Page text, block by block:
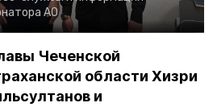
АО
Чеченской
области Хизри
и